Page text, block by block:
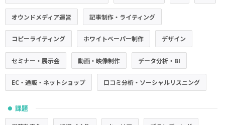
オウンドメディア運営 記事制作・ライティング
コピーライティング ホワイトペーパー制作 デザイン
セミナー・展示会 動画・映像制作 データ分析・BI
EC・通販・ネットショップ 口コミ分析・ソーシャルリスニング
● 課題